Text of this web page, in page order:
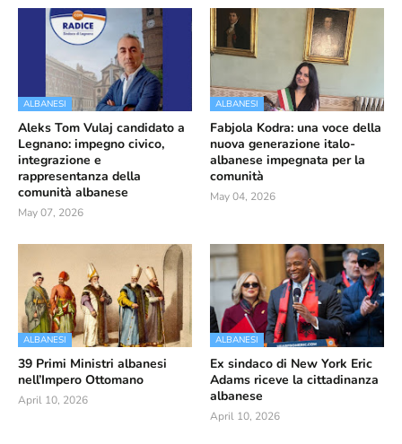
ALBANESI
Aleks Tom Vulaj candidato a
Legnano: impegno civico,
integrazione e
rappresentanza della
comunità albanese
May 07, 2026
ALBANESI
Fabjola Kodra: una voce della
nuova generazione italo-
albanese impegnata per la
comunità
May 04, 2026
ALBANESI
39 Primi Ministri albanesi
nell’Impero Ottomano
April 10, 2026
ALBANESI
Ex sindaco di New York Eric
Adams riceve la cittadinanza
albanese
April 10, 2026